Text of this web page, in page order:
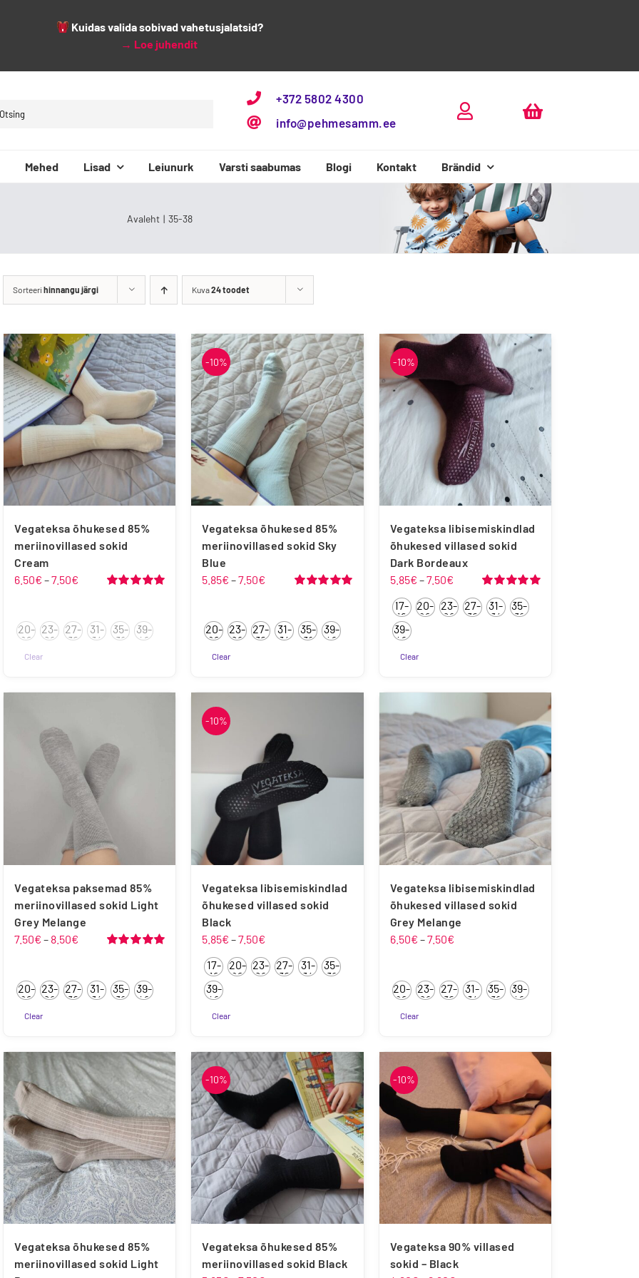
Kuidas valida sobivad vahetusjalatsid?
→ Loe juhendit
+372 5802 4300
info@pehmesamm.ee
Mehed Lisad Leiunurk Varsti saabumas Blogi Kontakt Brändid
Beda Boty
Beppi Bundgaard
Froddo Liliputi OmaKing
Playshoes Raweks Reima
Vegateksa
Avaleht 35-38
Sorteeri hinnangu järgi Kuva24 toodet
Vegateksa õhukesed 85%
meriinovillased sokid
Cream
6.50€ –7.50€ Hinnavahemik:
7.50€
20-
22
23-
26
27-
30
31-
34
35-
38
39-
42
Clear
tootel
varianti.
Valikuid
-10%
Vegateksa õhukesed 85%
meriinovillased sokid Sky
Blue
5.85€ –7.50€ Hinnavahemik:
7.50€
20-
22
23-
26
27-
30
31-
34
35-
38
39-
42
Clear
tootel
on
mitu
saab
teha
tootelehel.
-10%
Vegateksa libisemiskindlad
õhukesed villased sokid
Dark Bordeaux
Hinnanguga
5.00/ 5
5.85€ –7.50€Hinnavahemik:
5.85€
kuni
17-
19
20-
22
23-
26
27-
30
31-
34
35-
38
39-
42
Clear
tootel
mitu
varianti.
Valikuid
saab
teha
tootelehel.
Vegateksa paksemad 85%
meriinovillased sokid Light
Grey Melange
7.50€ – 8.50€ Hinnavahemik:
8.50€
20-
22
23-
26
27-
30
31-
34
35-
38
39-
42
Clear
tootel
on
mitu
varianti.
Valikuid
saab
teha
tootelehel.
-10%
Vegateksa libisemiskindlad
õhukesed villased sokid
Black
5.85€ –7.50€
5.85€
kuni
17-
19
20-
22
23-
26
27-
30
31-
34
35-
38
39-
42
Clear
tootel
on
mitu
varianti.
Valikuid
saab
teha
tootelehel.
Vegateksa libisemiskindlad
õhukesed villased sokid
Grey Melange
6.50€ –7.50€Hinnavahemik:
7.50€
20-
22
23-
26
27-
30
31-
34
35-
38
39-
42
Clear
tootel
on
mitu
varianti.
Valikuid
saab
teha
tootelehel.
Vegateksa õhukesed 85%
meriinovillased sokid Light
-10%
Vegateksa õhukesed 85%
meriinovillased sokid Black
-10%
Vegateksa 90% villased
sokid – Black